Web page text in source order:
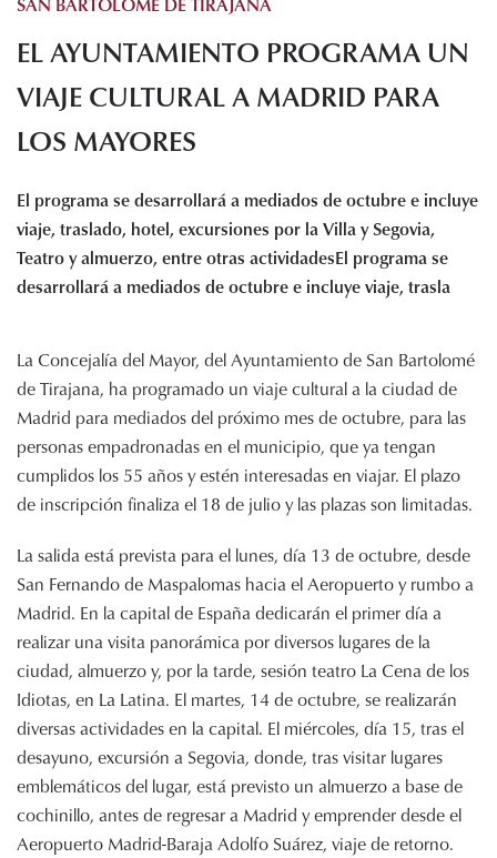
Servicios
Noticias
Recursos
Documentos
Audiovisuales
Transparencia
EL AYUNTAMIENTO PROGRAMA UN
VIAJE CULTURAL A MADRID PARA
LOS MAYORES
El programa se desarrollará a mediados de octubre e incluye
viaje, traslado, hotel, excursiones por la Villa y Segovia,
Teatro y almuerzo, entre otras actividadesEl programa se
desarrollará a mediados de octubre e incluye viaje, trasla
La Concejalía del Mayor, del Ayuntamiento de San Bartolomé
de Tirajana, ha programado un viaje cultural a la ciudad de
Madrid para mediados del próximo mes de octubre, para las
personas empadronadas en el municipio, que ya tengan
cumplidos los 55 años y estén interesadas en viajar. El plazo
de inscripción finaliza el 18 de julio y las plazas son limitadas.
La salida está prevista para el lunes, día 13 de octubre, desde
San Fernando de Maspalomas hacia el Aeropuerto y rumbo a
Madrid. En la capital de España dedicarán el primer día a
realizar una visita panorámica por diversos lugares de la
ciudad, almuerzo y, por la tarde, sesión teatro La Cena de los
Idiotas, en La Latina. El martes, 14 de octubre, se realizarán
diversas actividades en la capital. El miércoles, día 15, tras el
desayuno, excursión a Segovia, donde, tras visitar lugares
emblemáticos del lugar, está previsto un almuerzo a base de
cochinillo, antes de regresar a Madrid y emprender desde el
Aeropuerto Madrid-Baraja Adolfo Suárez, viaje de retorno.